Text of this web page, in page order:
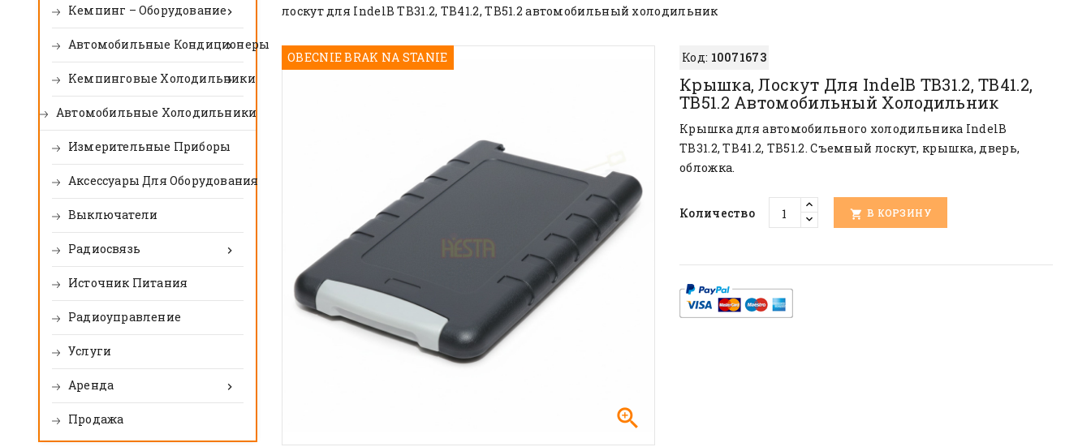

Кемпинг – Оборудование

Автомобильные Кондиционеры

Kемпинговые Холодильники
Автомобильные Холодильники
Измерительные Приборы
Аксессуары Для Оборудования
Выключатели

Радиосвязь
Источник Питания
Pадиоуправление
Услуги

Aренда
Продажа
лоскут для IndelB TB31.2, TB41.2, TB51.2 автомобильный холодильник
OBECNIE BRAK NA STANIE

Код: 10071673
Крышка, Лоскут Для IndelB TB31.2, TB41.2,
TB51.2 Автомобильный Холодильник
Крышка для автомобильного холодильника IndelB
TB31.2, TB41.2, TB51.2. Съемный лоскут, крышка, дверь,
oбложка.
Количество  В КОРЗИНУ